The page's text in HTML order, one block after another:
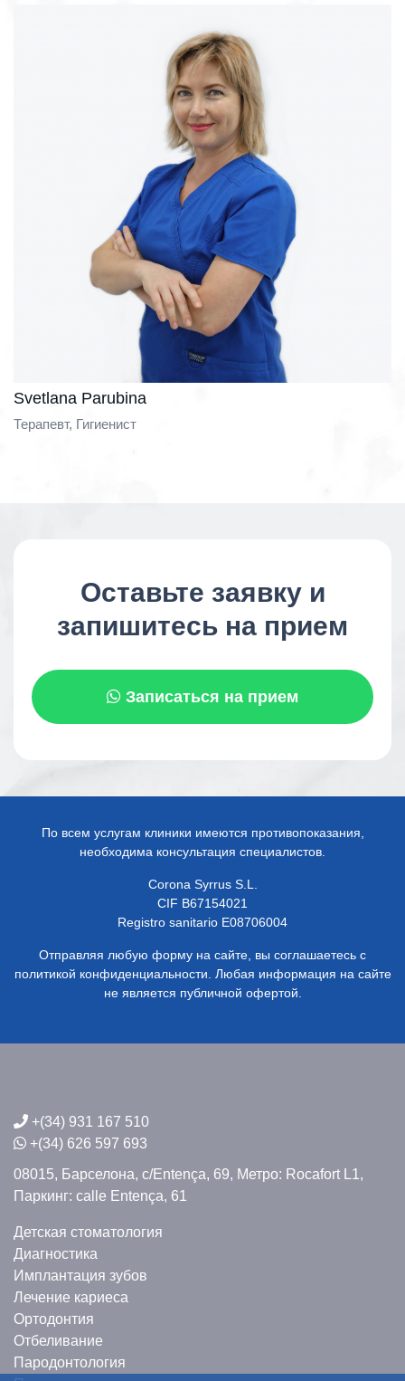
Svetlana Parubina
Терапевт, Гигиенист
Оставьте заявку и
запишитесь на прием
Записаться на прием
По всем услугам клиники имеются противопоказания,
необходима консультация специалистов.
Corona Syrrus S.L.
CIF B67154021
Registro sanitario E08706004
Отправляя любую форму на сайте, вы соглашаетесь с
политикой конфиденциальности. Любая информация на сайте
не является публичной офертой.
+(34) 931 167 510
+(34) 626 597 693
08015, Барселона, c/Entença, 69, Метро: Rocafort L1,
Паркинг: calle Entença, 61
Детская стоматология
Диагностика
Имплантация зубов
Лечение кариеса
Ортодонтия
Отбеливание
Пародонтология